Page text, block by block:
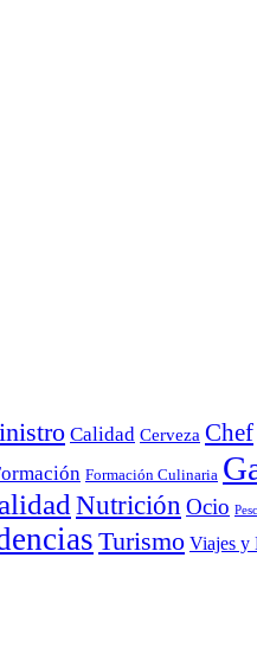
Calidad Cerveza Chef
Formación Culinaria
Nutrición Ocio
Turismo Viajes y